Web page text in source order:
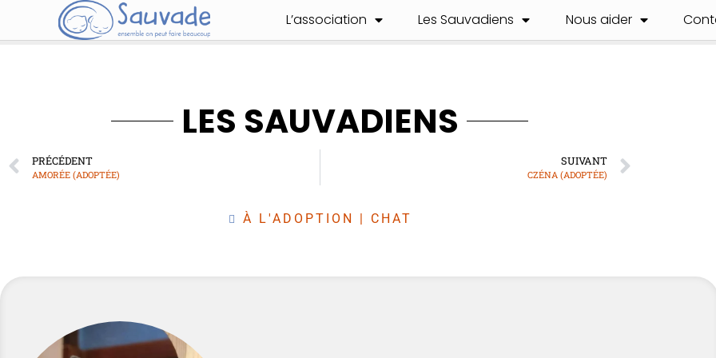
L’association Les Sauvadiens Nous aider
LES SAUVADIENS
PRÉCÉDENT
AMORÉE (ADOPTÉE)
SUIVANT
CZÉNA (ADOPTÉE)
À L'ADOPTION | CHAT